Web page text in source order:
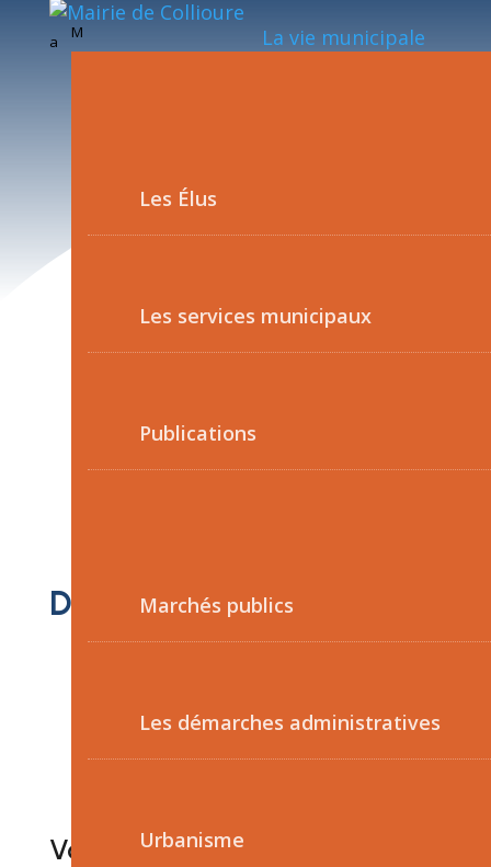
a M La vie municipale
Les Élus
Les services municipaux
Publications
Marchés publics
Les démarches administratives
Urbanisme
Démarches Professionnels
Vos droits